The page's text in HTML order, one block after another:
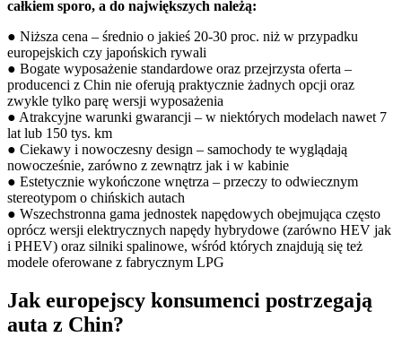
całkiem sporo, a do największych należą:
● Niższa cena – średnio o jakieś 20-30 proc. niż w przypadku
europejskich czy japońskich rywali
● Bogate wyposażenie standardowe oraz przejrzysta oferta –
producenci z Chin nie oferują praktycznie żadnych opcji oraz
zwykle tylko parę wersji wyposażenia
● Atrakcyjne warunki gwarancji – w niektórych modelach nawet 7
lat lub 150 tys. km
● Ciekawy i nowoczesny design – samochody te wyglądają
nowocześnie, zarówno z zewnątrz jak i w kabinie
● Estetycznie wykończone wnętrza – przeczy to odwiecznym
stereotypom o chińskich autach
● Wszechstronna gama jednostek napędowych obejmująca często
oprócz wersji elektrycznych napędy hybrydowe (zarówno HEV jak
i PHEV) oraz silniki spalinowe, wśród których znajdują się też
modele oferowane z fabrycznym LPG
Jak europejscy konsumenci postrzegają
auta z Chin?